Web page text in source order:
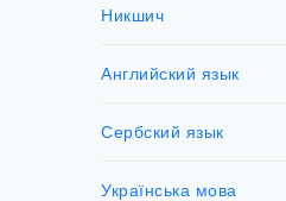
Никшич
Английский язык
Сербский язык
Українська мова